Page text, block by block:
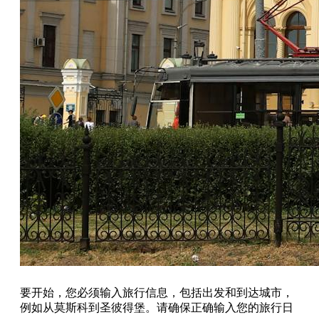
要开始，您必须输入旅行信息，包括出发和到达城市，
例如从莫斯科到圣彼得堡。请确保正确输入您的旅行日